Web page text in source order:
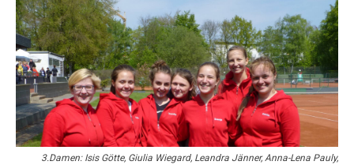
Dinslaken
3.Damen: Isis Götte, Giulia Wiegard, Leandra Jänner, Anna-Lena Pauly,